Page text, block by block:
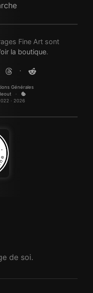
Fine Art sont
la boutique.
·
Générales
·
· 2026
de soi.